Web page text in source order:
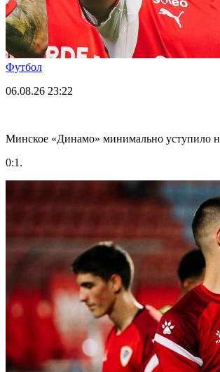
Футбол
06.08.26 23:22
Минское «Динамо» минимально уступило
0:1.